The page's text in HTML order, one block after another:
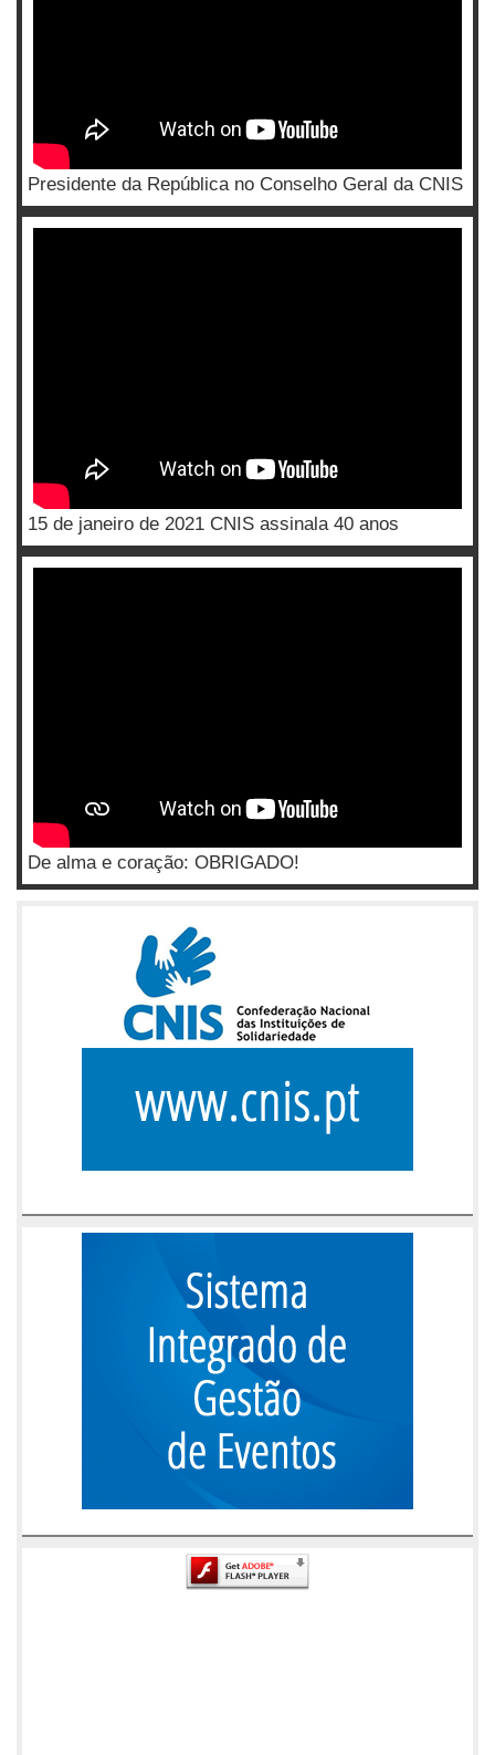
Presidente da República no Conselho Geral da CNIS
15 de janeiro de 2021 CNIS assinala 40 anos
De alma e coração: OBRIGADO!